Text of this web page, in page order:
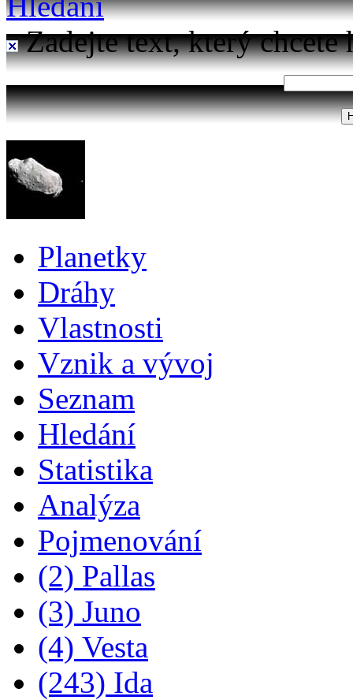
Zadejte text, který chcete
Planetky
Dráhy
Vlastnosti
Vznik a vývoj
Seznam
Hledání
Statistika
Analýza
Pojmenování
(2) Pallas
(3) Juno
(4) Vesta
(243) Ida